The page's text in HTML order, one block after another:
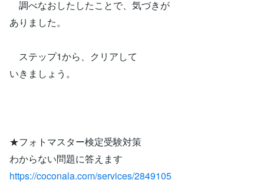
調べなおしたしたことで、気づきが
ありました。
ステップ1から、クリアして
いきましょう。
★フォトマスター検定受験対策
わからない問題に答えます
https://coconala.com/services/2849105